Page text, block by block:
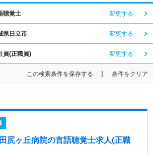
聴覚士 変更する
県日立市 変更する
員(正職員) 変更する
この検索条件を保存する 条件をクリア
尻ヶ丘病院の言語聴覚士求人(正職